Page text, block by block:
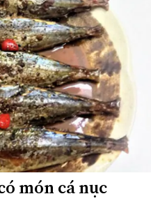
món cá nục